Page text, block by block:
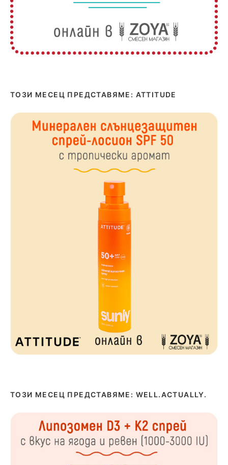
ТОЗИ МЕСЕЦ ПРЕДСТАВЯМЕ: ATTITUDE
ТОЗИ МЕСЕЦ ПРЕДСТАВЯМЕ: WELL.ACTUALLY.